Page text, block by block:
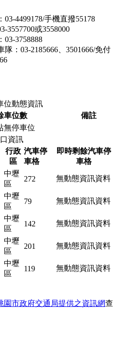
4499178/手機直撥55178
3557700或3558000
03-3758888
：03-2185666、3501666/免付
位動態資訊
車位數
備註
無停車位
資訊
行政
區
汽車停
車格
即時剩餘汽車停
車格
中壢
區
272 無動態資訊資料
中壢
區
79 無動態資訊資料
中壢
區
142 無動態資訊資料
中壢
區
201 無動態資訊資料
中壢
區
119 無動態資訊資料
園市政府交通局提供之資訊網查